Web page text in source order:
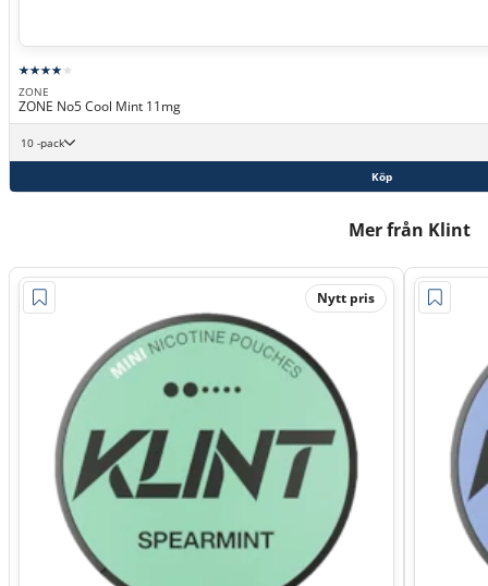
ZONE
ZONE No5 Cool Mint 11mg
10 -pack
Köp
Mer från Klint
Nytt pris